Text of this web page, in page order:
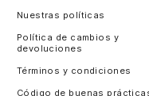
Nuestras políticas
Política de cambios y
devoluciones
Términos y condiciones
Código de buenas